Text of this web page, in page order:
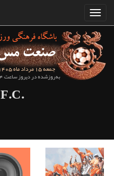
جمعه 15 مرداد ماه 1405
به‌روزشده در دیروز ساعت 18:24
F.C.